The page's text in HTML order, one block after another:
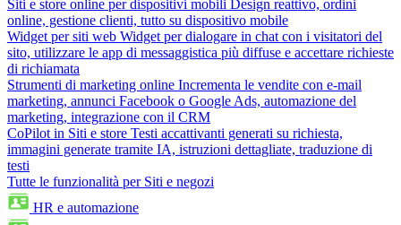
Siti e store online per dispositivi mobili Design reattivo, ordini
online, gestione clienti, tutto su dispositivo mobile
Widget per siti web Widget per dialogare in chat con i visitatori del
sito, utilizzare le app di messaggistica più diffuse e accettare richieste
di richiamata
Strumenti di marketing online Incrementa le vendite con e-mail
marketing, annunci Facebook o Google Ads, automazione del
marketing, integrazione con il CRM
CoPilot in Siti e store Testi accattivanti generati su richiesta,
immagini generate tramite IA, istruzioni dettagliate, traduzione di
testi
Tutte le funzionalità per Siti e negozi
HR e automazione